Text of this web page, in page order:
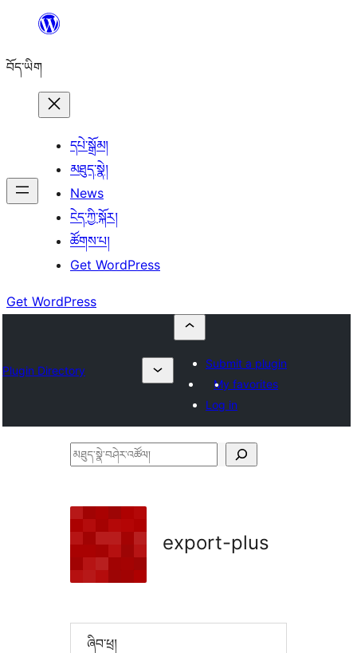
content
བོད་ཡིག
དཔེ་སྒྲོམ།
མཐུད་སྣེ།
News
ངེད་ཀྱི་སྐོར།
ཚོགས་པ།
Get WordPress
Get WordPress
Plugin Directory
Submit a plugin
My favorites
Log in
མཐུད་
export-plus
ཞིབ་ཕྲ།